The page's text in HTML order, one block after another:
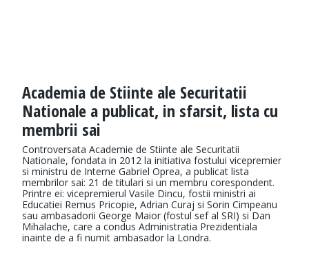
Academia de Stiinte ale Securitatii
Nationale a publicat, in sfarsit, lista cu
membrii sai
Controversata Academie de Stiinte ale Securitatii
Nationale, fondata in 2012 la initiativa fostului vicepremier
si ministru de Interne Gabriel Oprea, a publicat lista
membrilor sai: 21 de titulari si un membru corespondent.
Printre ei: vicepremierul Vasile Dincu, fostii ministri ai
Educatiei Remus Pricopie, Adrian Curaj si Sorin Cimpeanu
sau ambasadorii George Maior (fostul sef al SRI) si Dan
Mihalache, care a condus Administratia Prezidentiala
inainte de a fi numit ambasador la Londra.